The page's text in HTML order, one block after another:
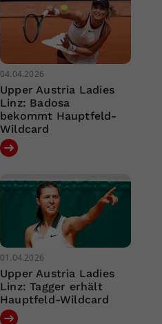
04.04.2026
Upper Austria Ladies
Linz: Badosa
bekommt Hauptfeld-
Wildcard
01.04.2026
Upper Austria Ladies
Linz: Tagger erhält
Hauptfeld-Wildcard